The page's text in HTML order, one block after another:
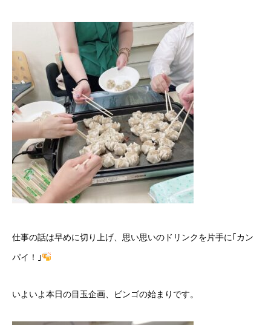
仕事の話は早めに切り上げ、思い思いのドリンクを片手に｢カン
パイ！｣
いよいよ本日の目玉企画、ビンゴの始まりです。